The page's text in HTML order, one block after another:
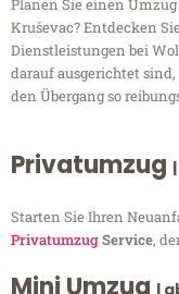
Planen Sie einen
Kruševac? Entdecken
Dienstleistungen bei
darauf ausgerichtet
den Übergang so
Privatumzug
Starten Sie Ihren
PrivatumzugService,
Mini Umzug